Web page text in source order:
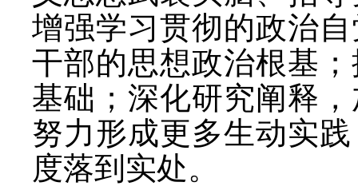
增强学习贯彻的政治
干部的思想政治根基
基础；深化研究阐释
努力形成更多生动实
度落到实处。